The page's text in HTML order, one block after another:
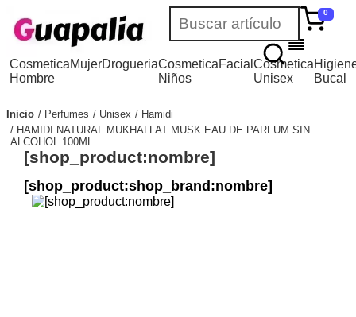
0
Cosmetica
Hombre
MujerDrogueriaCosmetica
Niños
FacialCosmetica
Unisex
Bucal
Inicio Perfumes Unisex
Hamidi
HAMIDI NATURAL MUKHALLAT MUSK EAU DE PARFUM SIN
ALCOHOL 100ML
[shop_product:nombre]
[shop_product:shop_brand:nombre]